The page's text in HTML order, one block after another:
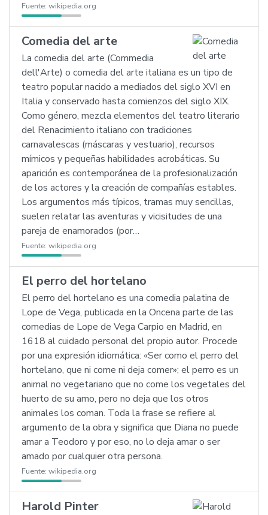
Fuente: wikipedia.org
Comedia del arte
La comedia del arte (Commedia
dell'Arte) o comedia del arte italiana es un tipo de
teatro popular nacido a mediados del siglo XVI en
Italia y conservado hasta comienzos del siglo XIX.
Como género, mezcla elementos del teatro literario
del Renacimiento italiano con tradiciones
carnavalescas (máscaras y vestuario), recursos
mímicos y pequeñas habilidades acrobáticas. Su
aparición es contemporánea de la profesionalización
de los actores y la creación de compañías estables.
Los argumentos más típicos, tramas muy sencillas,
suelen relatar las aventuras y vicisitudes de una
pareja de enamorados (por…
Fuente: wikipedia.org
El perro del hortelano
El perro del hortelano es una comedia palatina de
Lope de Vega, publicada en la Oncena parte de las
comedias de Lope de Vega Carpio en Madrid, en
1618 al cuidado personal del propio autor. Procede
por una expresión idiomática: «Ser como el perro del
hortelano, que ni come ni deja comer»; el perro es un
animal no vegetariano que no come los vegetales del
huerto de su amo, pero no deja que los otros
animales los coman. Toda la frase se refiere al
argumento de la obra y significa que Diana no puede
amar a Teodoro y por eso, no lo deja amar o ser
amado por cualquier otra persona.
Fuente: wikipedia.org
Harold Pinter